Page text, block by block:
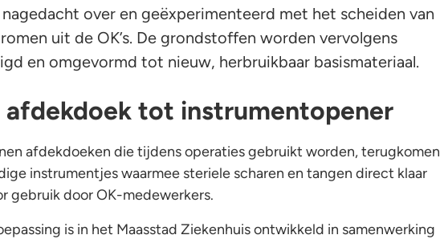
over en geëxperimenteerd met het scheiden van
uit de OK’s. De grondstoffen worden vervolgens
en omgevormd tot nieuw, herbruikbaar basismateriaal.
afdekdoek tot instrumentopener
afdekdoeken die tijdens operaties gebruikt worden, terugkomen
instrumentjes waarmee steriele scharen en tangen direct klaar
gebruik door OK-medewerkers.
is in het Maasstad Ziekenhuis ontwikkeld in samenwerking